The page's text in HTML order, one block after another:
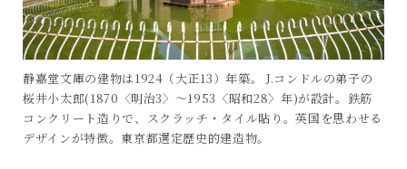
静嘉堂文庫の建物は1924（大正13）年築。 J.コンドルの弟子の
桜井小太郎(1870〈明治3〉～1953〈昭和28〉年)が設計。鉄筋
コンクリート造りで、スクラッチ・タイル貼り。英国を思わせる
デザインが特徴。東京都選定歴史的建造物。